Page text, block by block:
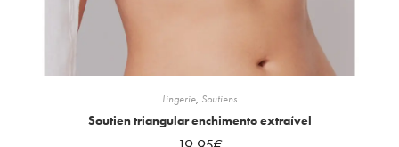
Lingerie, Soutiens
Soutien triangular enchimento extraível